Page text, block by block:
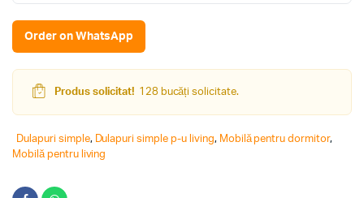
nuc
închis
quantity
Order on WhatsApp
Produs solicitat! 128 bucăți solicitate.
Dulapuri simple, Dulapuri simple p-u living, Mobilă pentru dormitor,
Mobilă pentru living